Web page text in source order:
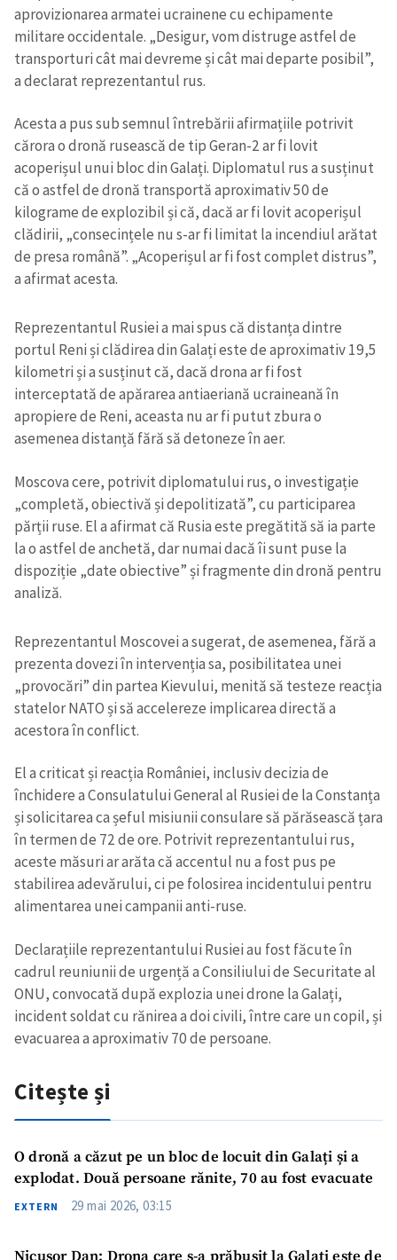
aprovizionarea armatei ucrainene cu echipamente
militare occidentale. „Desigur, vom distruge astfel de
transporturi cât mai devreme și cât mai departe posibil”,
a declarat reprezentantul rus.
Acesta a pus sub semnul întrebării afirmațiile potrivit
cărora o dronă rusească de tip Geran-2 ar fi lovit
acoperișul unui bloc din Galați. Diplomatul rus a susținut
că o astfel de dronă transportă aproximativ 50 de
kilograme de explozibil și că, dacă ar fi lovit acoperișul
clădirii, „consecințele nu s-ar fi limitat la incendiul arătat
de presa română”. „Acoperișul ar fi fost complet distrus”,
a afirmat acesta.
Reprezentantul Rusiei a mai spus că distanța dintre
portul Reni și clădirea din Galați este de aproximativ 19,5
kilometri și a susținut că, dacă drona ar fi fost
interceptată de apărarea antiaeriană ucraineană în
apropiere de Reni, aceasta nu ar fi putut zbura o
asemenea distanță fără să detoneze în aer.
Moscova cere, potrivit diplomatului rus, o investigație
„completă, obiectivă și depolitizată”, cu participarea
părții ruse. El a afirmat că Rusia este pregătită să ia parte
la o astfel de anchetă, dar numai dacă îi sunt puse la
dispoziție „date obiective” și fragmente din dronă pentru
analiză.
Reprezentantul Moscovei a sugerat, de asemenea, fără a
prezenta dovezi în intervenția sa, posibilitatea unei
„provocări” din partea Kievului, menită să testeze reacția
statelor NATO și să accelereze implicarea directă a
acestora în conflict.
El a criticat și reacția României, inclusiv decizia de
închidere a Consulatului General al Rusiei de la Constanța
și solicitarea ca șeful misiunii consulare să părăsească țara
în termen de 72 de ore. Potrivit reprezentantului rus,
aceste măsuri ar arăta că accentul nu a fost pus pe
stabilirea adevărului, ci pe folosirea incidentului pentru
alimentarea unei campanii anti-ruse.
Declarațiile reprezentantului Rusiei au fost făcute în
cadrul reuniunii de urgență a Consiliului de Securitate al
ONU, convocată după explozia unei drone la Galați,
incident soldat cu rănirea a doi civili, între care un copil, și
evacuarea a aproximativ 70 de persoane.
Citește și
O dronă a căzut pe un bloc de locuit din Galați și a
explodat. Două persoane rănite, 70 au fost evacuate
EXTERN 29 mai 2026, 03:15